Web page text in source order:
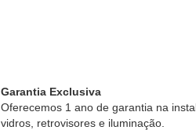
Garantia Exclusiva
Oferecemos 1 ano de garantia na
vidros, retrovisores e iluminação.